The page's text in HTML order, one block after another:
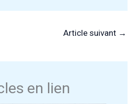
Article suivant →
en lien